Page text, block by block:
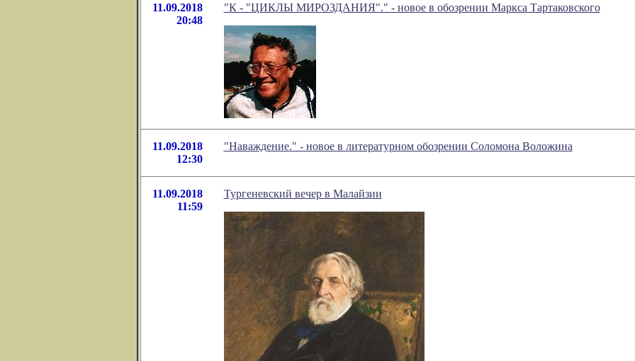
11.09.2018
20:48
"К - "ЦИКЛЫ МИРОЗДАНИЯ"." - новое в обозрении Маркса Тартаковского
11.09.2018
12:30
"Наваждение." - новое в литературном обозрении Соломона Воложина
11.09.2018
11:59
Тургеневский вечер в Малайзии